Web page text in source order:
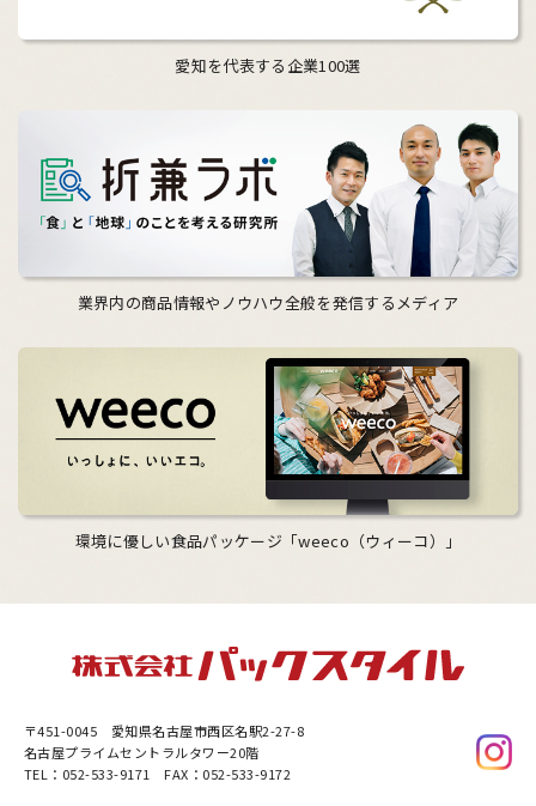
愛知を代表する企業100選
業界内の商品情報やノウハウ全般を発信するメディア
環境に優しい食品パッケージ「weeco（ウィーコ）」
〒451-0045 愛知県名古屋市西区名駅2-27-8
名古屋プライムセントラルタワー20階
TEL：052-533-9171 FAX：052-533-9172